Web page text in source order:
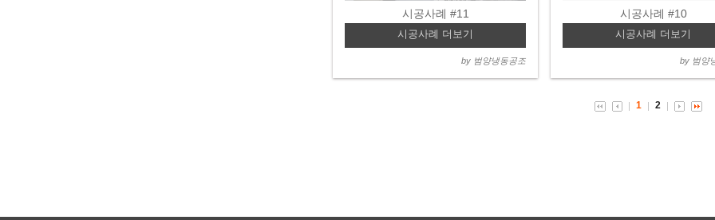
시공사례 #11
시공사례 더보기
by 범양냉동공조
시공사례 #10
시공사례 더보기
by 범양
1 2